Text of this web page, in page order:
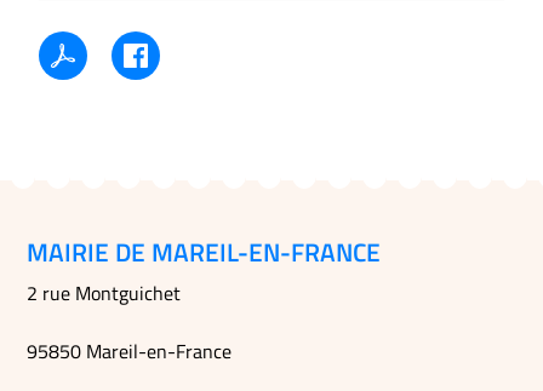
MAIRIE DE MAREIL-EN-FRANCE
2 rue Montguichet
95850 Mareil-en-France